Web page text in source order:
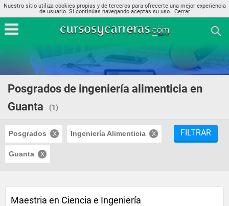
Nuestro sitio utiliza cookies propias y de terceros para ofrecerte una mejor experiencia
de usuario. Si continúas navegando aceptás su uso.. Cerrar
Posgrados de ingeniería alimenticia en
Guanta
(1)
Posgrados Ingeniería Alimenticia
Guanta
FILTRAR
Maestria en Ciencia e Ingeniería